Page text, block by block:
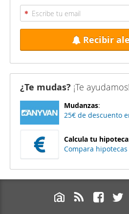
Recibir
¿Te mudas? ¡Te ayudamos!
Mudanzas:
25€ de descuento
Calcula tu hipoteca
Compara hipotecas